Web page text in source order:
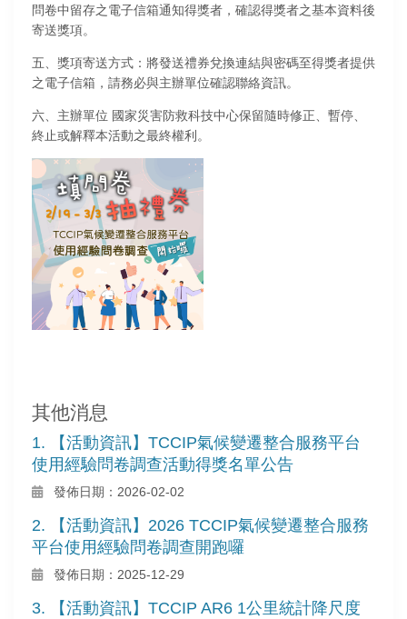
問卷中留存之電子信箱通知得獎者，確認得獎者之基本資料後
寄送獎項。
五、獎項寄送方式：將發送禮券兌換連結與密碼至得獎者提供
之電子信箱，請務必與主辦單位確認聯絡資訊。
六、主辦單位 國家災害防救科技中心保留隨時修正、暫停、
終止或解釋本活動之最終權利。
其他消息
1. 【活動資訊】TCCIP氣候變遷整合服務平台
使用經驗問卷調查活動得獎名單公告
發佈日期：2026-02-02
2. 【活動資訊】2026 TCCIP氣候變遷整合服務
平台使用經驗問卷調查開跑囉
發佈日期：2025-12-29
3. 【活動資訊】TCCIP AR6 1公里統計降尺度